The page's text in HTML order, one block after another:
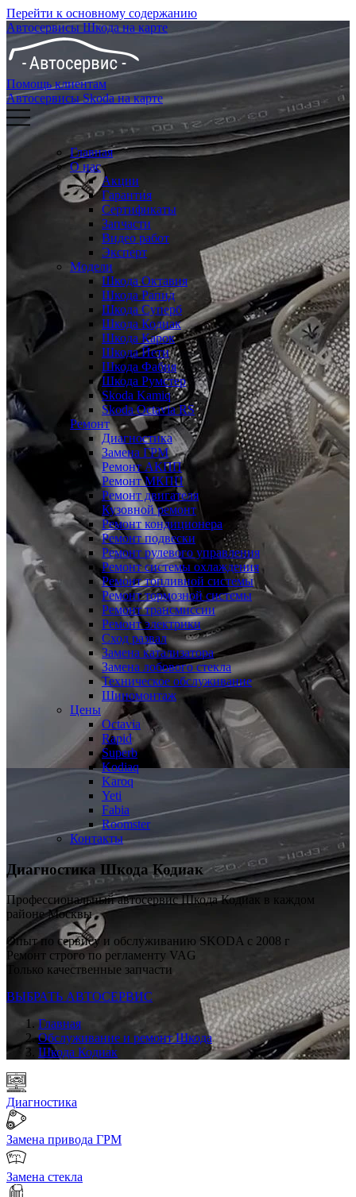
Перейти к основному содержанию
Автосервисы Шкода на карте
Помощь клиентам
Автосервисы Skoda на карте
Главная
О нас
Акции
Гарантия
Сертификаты
Запчасти
Видео работ
Эксперт
Модели
Шкода Октавия
Шкода Рапид
Шкода Суперб
Шкода Кодиак
Шкода Карок
Шкода Йети
Шкода Фабия
Шкода Румстер
Skoda Kamiq
Skoda Octavia RS
Ремонт
Диагностика
Замена ГРМ
Ремонт АКПП
Ремонт МКПП
Ремонт двигателя
Кузовной ремонт
Ремонт кондиционера
Ремонт подвески
Ремонт рулевого управления
Ремонт системы охлаждения
Ремонт топливной системы
Ремонт тормозной системы
Ремонт трансмиссии
Ремонт электрики
Сход развал
Замена катализатора
Замена лобового стекла
Техническое обслуживание
Шиномонтаж
Цены
Octavia
Rapid
Superb
Kodiaq
Karoq
Yeti
Fabia
Roomster
Контакты
Диагностика Шкода Кодиак
Профессиональный автосервис Шкода Кодиак в каждом
районе Москвы
Опыт по сервису и обслуживанию SKODA с 2008 г
Ремонт строго по регламенту VAG
Только качественные запчасти
ВЫБРАТЬ АВТОСЕРВИС
Главная
Обслуживание и ремонт Шкода
Шкода Кодиак
Диагностика
Замена привода ГРМ
Замена стекла